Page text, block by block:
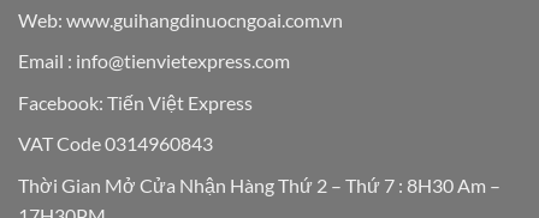
Web: www.guihangdinuocngoai.com.vn
Email : info@tienvietexpress.com
Facebook: Tiến Việt Express
VAT Code 0314960843
Thời Gian Mở Cửa Nhận Hàng Thứ 2 – Thứ 7 : 8H30 Am –